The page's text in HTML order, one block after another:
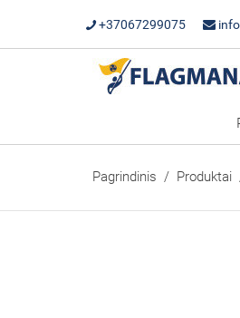
+37067299075
Pagrindinis Produktai